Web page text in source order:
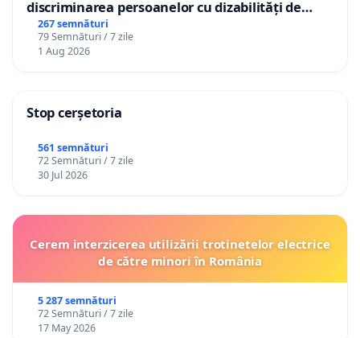
discriminarea persoanelor cu dizabilități de
către utilizatorul TikTok „Gorici”
267 semnături
79 Semnături / 7 zile
1 Aug 2026
Stop cerșetoria
561 semnături
72 Semnături / 7 zile
30 Jul 2026
Cerem interzicerea utilizării trotinetelor electrice
de către minori în România
5 287 semnături
72 Semnături / 7 zile
17 May 2026